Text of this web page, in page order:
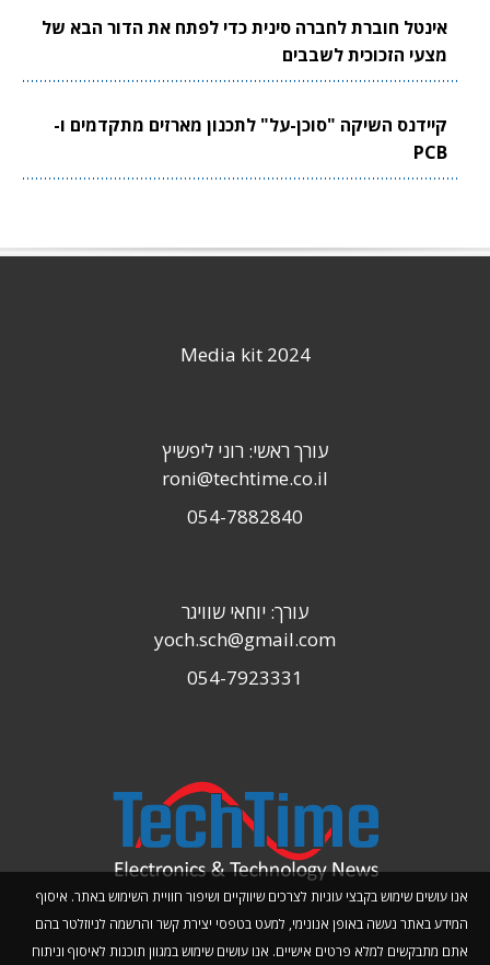
אינטל חוברת לחברה סינית כדי לפתח את הדור הבא של
מצעי הזכוכית לשבבים
קיידנס השיקה "סוכן-על" לתכנון מארזים מתקדמים ו-
PCB
אנו עושים שימוש בקבצי עוגיות לצרכים שיווקיים ושיפור חוויית השימוש באתר. איסוף
המידע באתר נעשה באופן אנונימי, למעט בטפסי יצירת קשר והרשמה לניוזלטר בהם
אתם מתבקשים למלא פרטים אישיים. אנו עושים שימוש במגוון תוכנות לאיסוף וניתוח
Media kit 2024
עורך ראשי: רוני ליפשיץ
roni@techtime.co.il
054-7882840
עורך: יוחאי שוויגר
yoch.sch@gmail.com
054-7923331